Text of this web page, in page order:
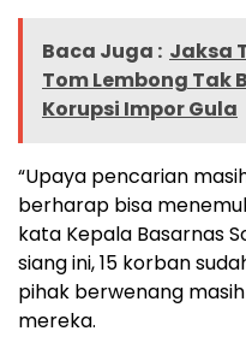
Baca Juga : Jaksa
Tom Lembong Tak
Korupsi Impor Gula
“Upaya pencarian
berharap bisa
kata Kepala Basarnas
siang ini, 15 korban
pihak berwenang
mereka.